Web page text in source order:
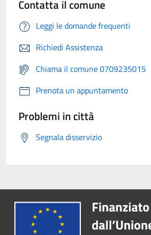
Contatta il comune
Leggi le domande frequenti
Richiedi Assistenza
Chiama il comune 0709235015
Prenota un appuntamento
Problemi in città
Segnala disservizio